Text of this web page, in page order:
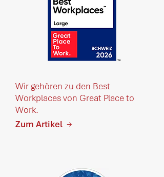
Wir gehören zu den Best
Workplaces von Great Place to
Work.
Zum Artikel →